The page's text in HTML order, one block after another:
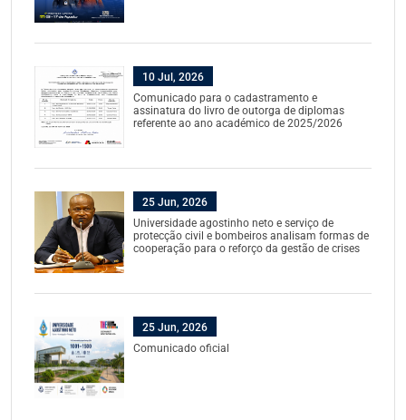
10 Jul, 2026
Comunicado para o cadastramento e
assinatura do livro de outorga de diplomas
referente ao ano académico de 2025/2026
25 Jun, 2026
Universidade agostinho neto e serviço de
protecção civil e bombeiros analisam formas de
cooperação para o reforço da gestão de crises
25 Jun, 2026
Comunicado oficial